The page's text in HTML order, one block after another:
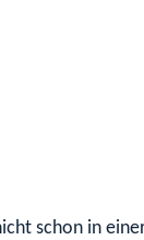
schon in